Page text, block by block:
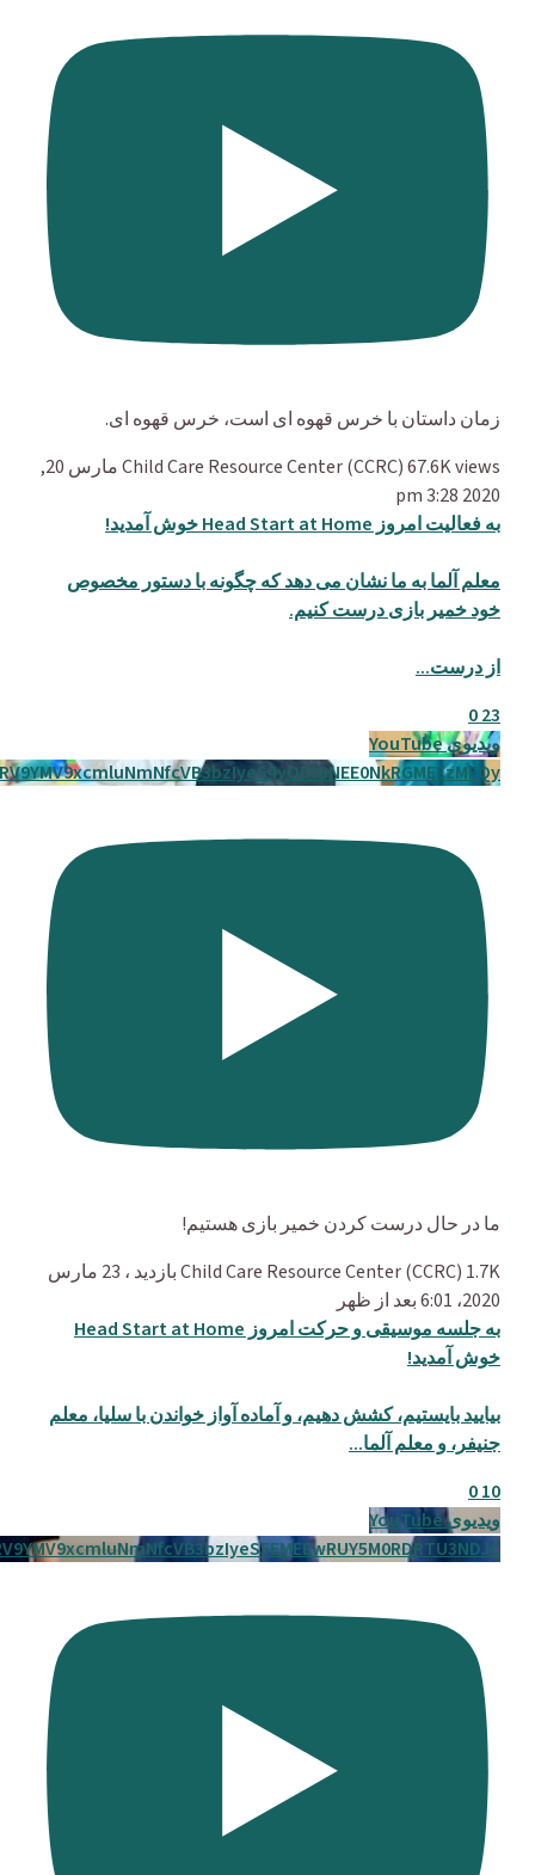
زمان داستان با خرس قهوه ای است، خرس قهوه ای.
Child Care Resource Center (CCRC)67.6K views
مارس 20,
2020 3:28 pm
به فعالیت امروز Head Start at Home خوش آمدید!
معلم آلما به ما نشان می دهد که چگونه با دستور مخصوص
خود خمیر بازی درست کنیم.
از درست...
23
0
ویدیوی YouTube
ما در حال درست کردن خمیر بازی هستیم!
Child Care Resource Center (CCRC) 1.7K بازدید
، 23 مارس
2020، 6:01 بعد از ظهر
به جلسه موسیقی و حرکت امروز Head Start at Home
خوش آمدید!
بیایید بایستیم، کشش دهیم، و آماده آواز خواندن با سلیا، معلم
جنیفر، و معلم آلما...
10
0
ویدیوی YouTube